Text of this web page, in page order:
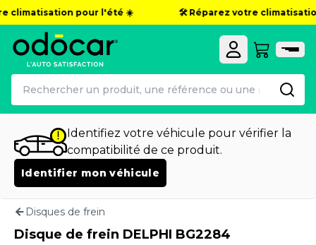
climatisation pour l'été ☀️ 🛠️ Réparez votre
Identifiez votre véhicule pour vérifier la
compatibilité de ce produit.
Identifier mon véhicule
Disques de frein
Disque de frein DELPHI BG2284